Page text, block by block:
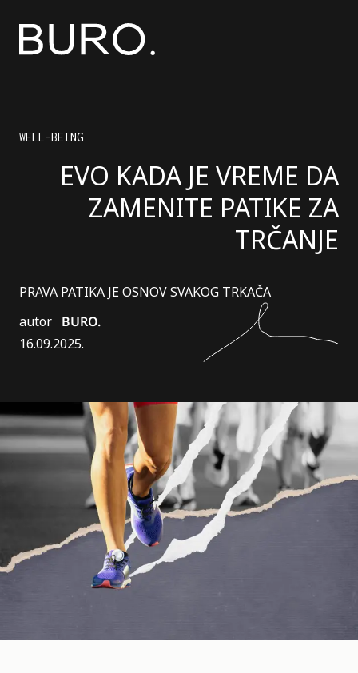
WELL-BEING
EVO KADA JE VREME DA
ZAMENITE PATIKE ZA
TRČANJE
PRAVA PATIKA JE OSNOV SVAKOG TRKAČA
autor BURO.
16.09.2025.